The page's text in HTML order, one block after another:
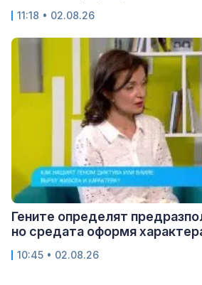
11:18 • 02.08.26
Гените определят
но средата оформя
10:45 • 02.08.26